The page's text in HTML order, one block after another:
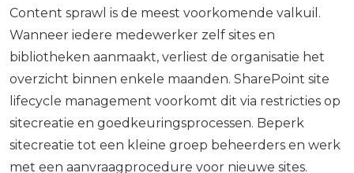
Content sprawl is de meest voorkomende valkuil.
Wanneer iedere medewerker zelf sites en
bibliotheken aanmaakt, verliest de organisatie het
overzicht binnen enkele maanden. SharePoint site
lifecycle management voorkomt dit via restricties op
sitecreatie en goedkeuringsprocessen. Beperk
sitecreatie tot een kleine groep beheerders en werk
met een aanvraagprocedure voor nieuwe sites.